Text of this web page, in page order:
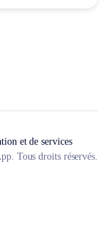
et de services
Tous droits réservés.